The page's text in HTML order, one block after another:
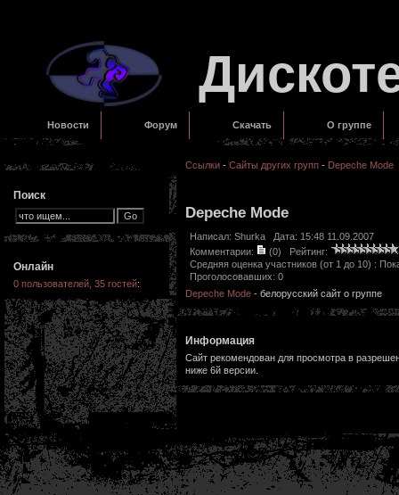
Новости Форум Скачать О группе
Поиск
Онлайн
0 пользователей, 35 гостей:
Ссылки - Сайты других групп - Depeche Mode
Depeche Mode
Написал: Shurka Дата: 15:48 11.09.2007
Комментарии:
(0) Рейтинг:
Средняя оценка участников (от 1 до 10) :
Проголосовавших: 0
Depeche Mode - белорусский сайт о группе
Информация
Сайт рекомендован для просмотра в
ниже 6й версии.